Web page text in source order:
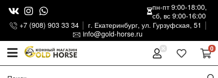
+7 (908) 903 33 34
г. Екатеринбург, ул. Гурзуфская, 51
info@gold-horse.ru
пн-пт 9:00-18:00,
сб, вс 9:00-16:00
0